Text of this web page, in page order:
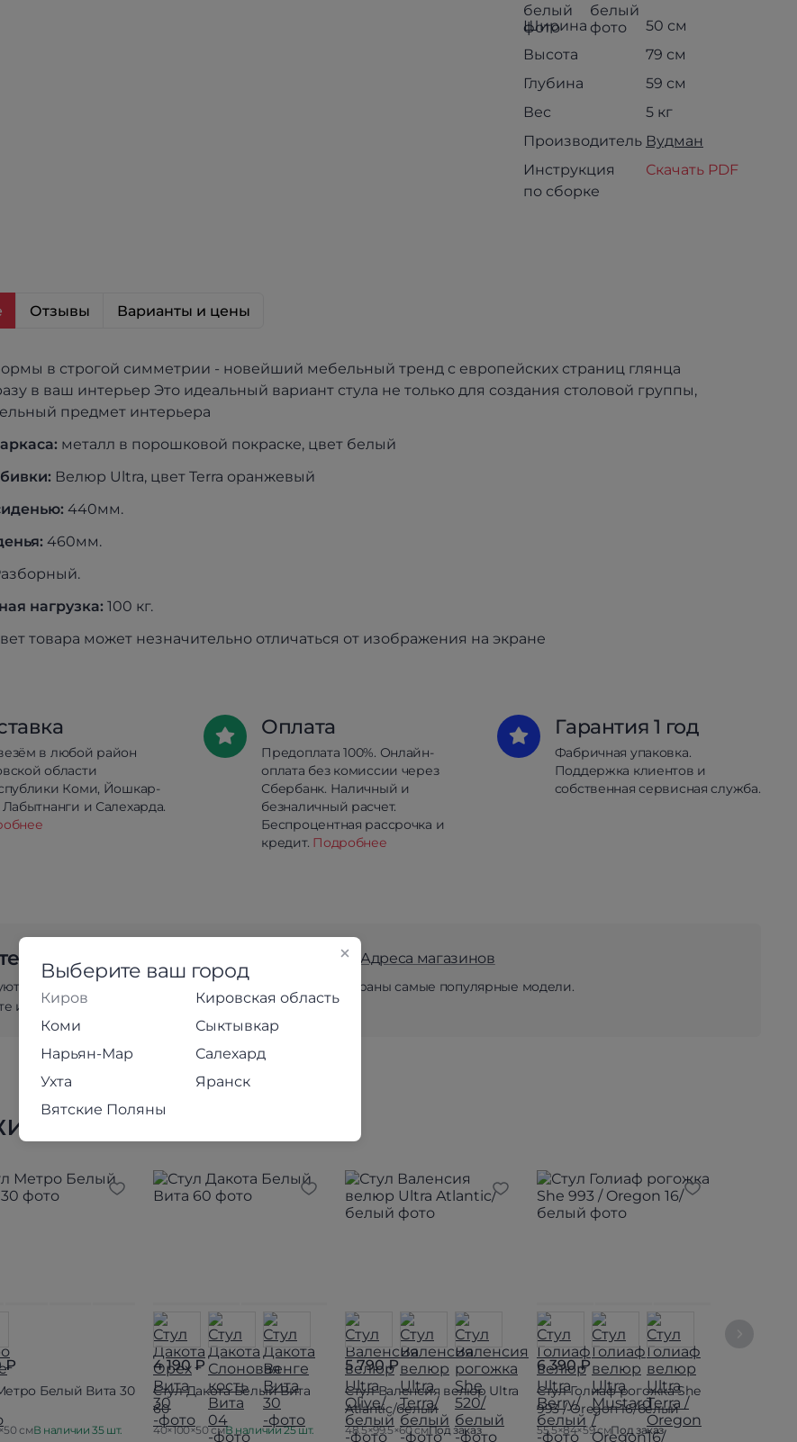
Ширина
50 см
Высота
79 см
Глубина
59 см
Вес
5 кг
Производитель Вудман
Инструкция
по сборке
Скачать PDF
Отзывы Варианты и цены
в строгой симметрии - новейший мебельный тренд с европейских страниц глянца
в ваш интерьер Это идеальный вариант стула не только для создания столовой группы,
предмет интерьера
металл в порошковой покраске, цвет белый
Велюр Ultra, цвет Terra оранжевый
440мм.
460мм.
нагрузка: 100 кг.
товара может незначительно отличаться от изображения на экране
в любой район
области
Коми, Йошкар-
и Салехарда.
Оплата
Предоплата 100%. Онлайн-
оплата без комиссии через
Сбербанк. Наличный и
безналичный расчет.
Беспроцентная рассрочка и
кредит. Подробнее
Гарантия 1 год
Фабричная упаковка.
Поддержка клиентов и
собственная сервисная служба.
выбирать мебель «вживую»? Адреса магазинов
магазинах для вас с большим вниманием подобраны самые популярные модели.
и убедитесь в качестве наших товаров лично!
товары
₽
Белый Вита 30
смВ наличии 35 шт.
4 190 ₽
Стул Дакота Белый Вита
60
40×100×50 смВ наличии 25 шт.
5 790 ₽
Стул Валенсия велюр Ultra
Atlantic/белый
48.5×99.5×60 смПод заказ
6 390 ₽
Стул Голиаф рогожка She
993 / Oregon 16/белый
55.5×84×59 смПод заказ
Выберите ваш город
Киров
Кировская область
Коми
Сыктывкар
Нарьян-Мар
Салехард
Ухта
Яранск
Вятские Поляны